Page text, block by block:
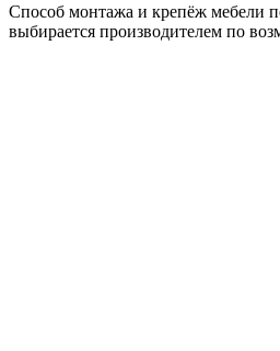
Способ монтажа и крепёж мебели
выбирается производителем по